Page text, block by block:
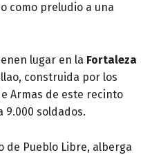
como preludio a una
lugar en la Fortaleza
construida por los
Armas de este recinto
9.000 soldados.
de Pueblo Libre, alberga